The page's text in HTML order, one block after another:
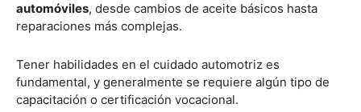
automóviles, desde cambios de aceite básicos hasta
reparaciones más complejas.
Tener habilidades en el cuidado automotriz es
fundamental, y generalmente se requiere algún tipo de
capacitación o certificación vocacional.